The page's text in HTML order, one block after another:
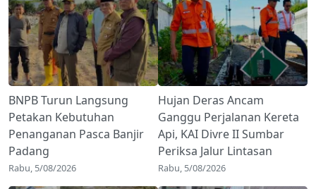
BNPB Turun Langsung
Petakan Kebutuhan
Penanganan Pasca Banjir
Padang
Rabu, 5/08/2026
Hujan Deras Ancam
Ganggu Perjalanan Kereta
Api, KAI Divre II Sumbar
Periksa Jalur Lintasan
Rabu, 5/08/2026